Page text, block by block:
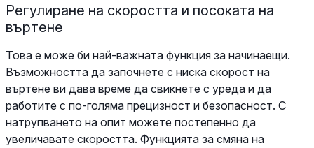
Регулиране на скоростта и посоката на
въртене
Това е може би най-важната функция за начинаещи.
Възможността да започнете с ниска скорост на
въртене ви дава време да свикнете с уреда и да
работите с по-голяма прецизност и безопасност. С
натрупването на опит можете постепенно да
увеличавате скоростта. Функцията за смяна на